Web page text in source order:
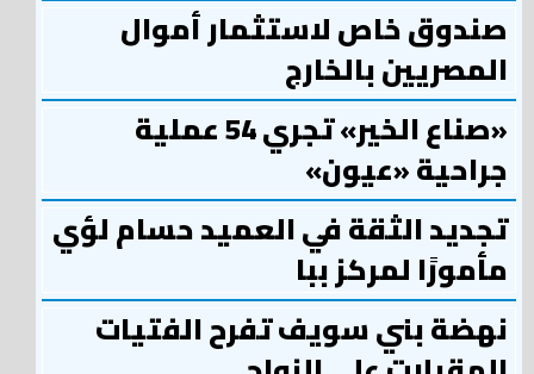
صندوق خاص لاستثمار أموال
المصريين بالخارج
«صناع الخير» تجري 54 عملية
جراحية «عيون»
تجديد الثقة في العميد حسام لؤي
مأمورًا لمركز ببا
نهضة بني سويف تفرح الفتيات